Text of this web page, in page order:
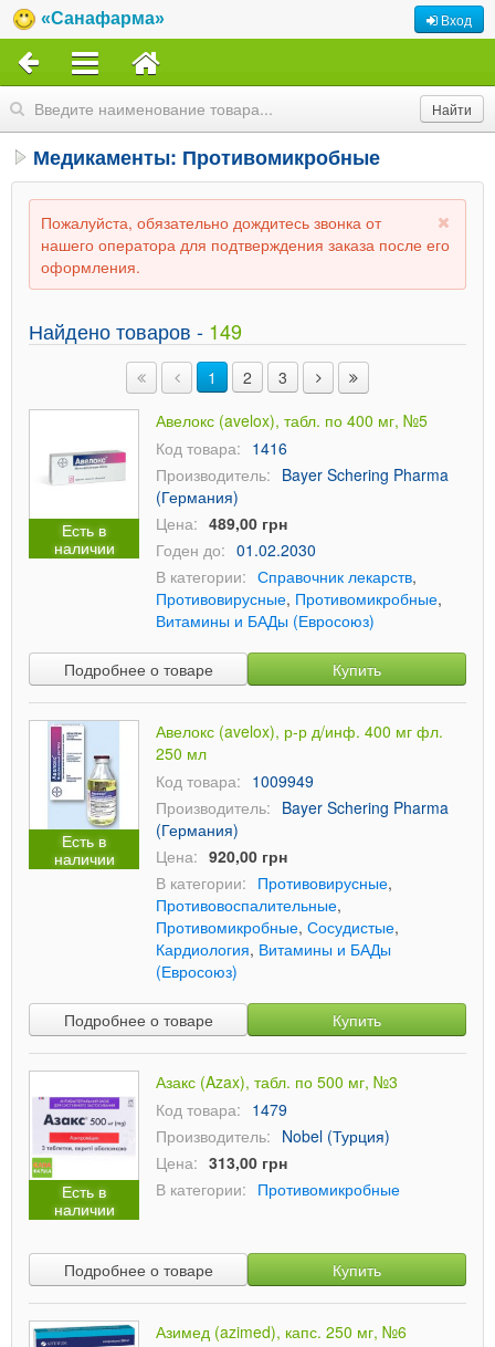
«Санафарма» Вход
Медикаменты: Противомикробные
Пожалуйста, обязательно дождитесь звонка от
нашего оператора для подтверждения заказа после его
оформления.
Найдено товаров - 149
1 2 3
Есть в
наличии
Авелокс (avelox), табл. по 400 мг, №5
Код товара: 1416
Производитель: Bayer Schering Pharma
(Германия)
Цена: 489,00 грн
Годен до: 01.02.2030
В категории: Справочник лекарств,
Противовирусные, Противомикробные,
Витамины и БАДы (Евросоюз)
Подробнее о товаре Купить
Есть в
наличии
Авелокс (avelox), р-р д/инф. 400 мг фл.
250 мл
Код товара: 1009949
Производитель: Bayer Schering Pharma
(Германия)
Цена: 920,00 грн
В категории: Противовирусные,
Противовоспалительные,
Противомикробные, Сосудистые,
Кардиология, Витамины и БАДы
(Евросоюз)
Подробнее о товаре Купить
Есть в
наличии
Азакс (Azax), табл. по 500 мг, №3
Код товара: 1479
Производитель: Nobel (Турция)
Цена: 313,00 грн
В категории: Противомикробные
Подробнее о товаре Купить
Азимед (azimed), капс. 250 мг, №6